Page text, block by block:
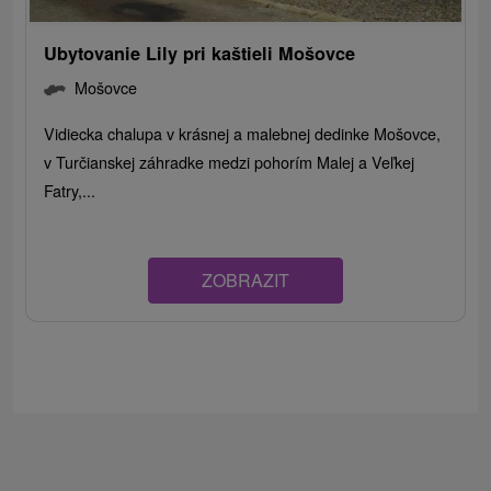
Ubytovanie Lily pri kaštieli Mošovce
Mošovce
Vidiecka chalupa v krásnej a malebnej dedinke Mošovce,
v Turčianskej záhradke medzi pohorím Malej a Veľkej
Fatry,...
ZOBRAZIT